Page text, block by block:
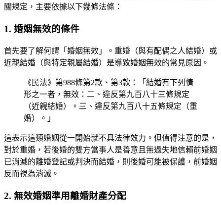
關規定，主要依據以下幾條法條：
1. 婚姻無效的條件
首先要了解何謂「婚姻無效」。重婚（與有配偶之人結婚）或
近親結婚（與特定親屬結婚）是導致婚姻無效的常見原因。
《民法》第988條第2款、第3款：「結婚有下列情
形之一者，無效：二、違反第九百八十三條規定
（近親結婚）。三、違反第九百八十五條規定（重
婚）。」
這表示這類婚姻從一開始就不具法律效力。但值得注意的是，
對於重婚，若後婚的雙方當事人是善意且無過失地信賴前婚姻
已消滅的離婚登記或判決而結婚，則後婚可能被保護，前婚姻
反而視為消滅。
2. 無效婚姻準用離婚財產分配